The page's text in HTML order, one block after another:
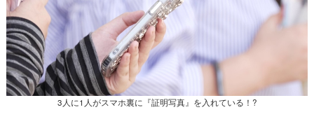
3人に1人がスマホ裏に『証明写真』を入れている！?